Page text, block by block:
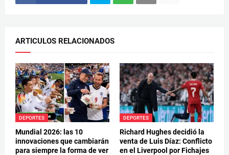
ARTICULOS RELACIONADOS
DEPORTES
Mundial 2026: las 10
innovaciones que cambiarán
para siempre la forma de ver
DEPORTES
Richard Hughes decidió la
venta de Luis Díaz: Conflicto
en el Liverpool por Fichajes